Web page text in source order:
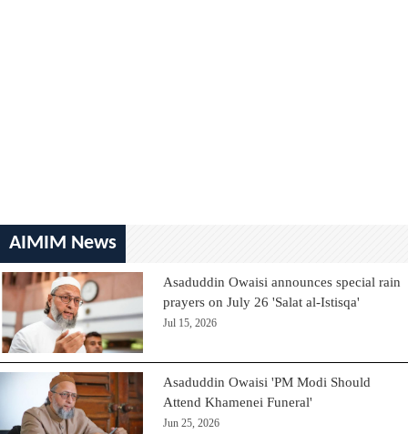
AIMIM News
Asaduddin Owaisi announces special rain
prayers on July 26 'Salat al-Istisqa'
Jul 15, 2026
Asaduddin Owaisi 'PM Modi Should
Attend Khamenei Funeral'
Jun 25, 2026